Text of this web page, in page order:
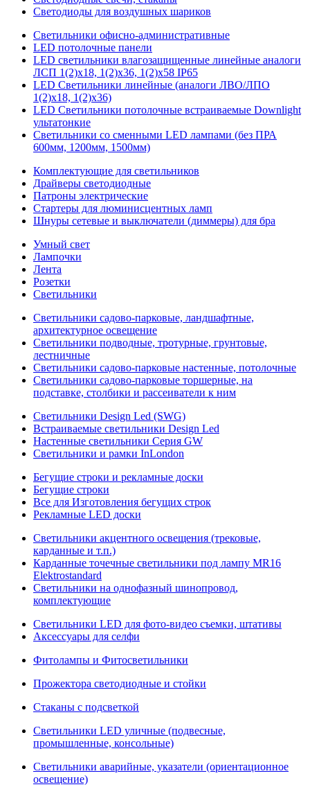
Светодиоды для воздушных шариков
Светильники офисно-административные
LED потолочные панели
LED светильники влагозащищенные линейные аналоги
ЛСП 1(2)х18, 1(2)х36, 1(2)х58 IP65
LED Светильники линейные (аналоги ЛВО/ЛПО
1(2)х18, 1(2)х36)
LED Светильники потолочные встраиваемые Downlight
ультатонкие
Светильники со сменными LED лампами (без ПРА
600мм, 1200мм, 1500мм)
Комплектующие для светильников
Драйверы светодиодные
Патроны электрические
Стартеры для люминисцентных ламп
Шнуры сетевые и выключатели (диммеры) для бра
Умный свет
Лампочки
Лента
Розетки
Светильники
Светильники садово-парковые, ландшафтные,
архитектурное освещение
Светильники подводные, тротурные, грунтовые,
лестничные
Светильники садово-парковые настенные, потолочные
Светильники садово-парковые торшерные, на
подставке, столбики и рассеиватели к ним
Светильники Design Led (SWG)
Встраиваемые светильники Design Led
Настенные светильники Серия GW
Светильники и рамки InLondon
Бегущие строки и рекламные доски
Бегущие строки
Все для Изготовления бегущих строк
Рекламные LED доски
Светильники акцентного освещения (трековые,
карданные и т.п.)
Карданные точечные светильники под лампу MR16
Elektrostandard
Светильники на однофазный шинопровод,
комплектующие
Светильники LED для фото-видео съемки, штативы
Аксессуары для селфи
Фитолампы и Фитосветильники
Прожектора светодиодные и стойки
Стаканы с подсветкой
Светильники LED уличные (подвесные,
промышленные, консольные)
Светильники аварийные, указатели (ориентационное
освещение)